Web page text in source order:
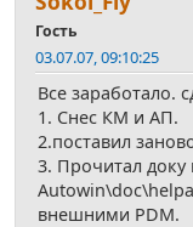
Гость
03.07.07, 09:10:25
Все заработало.
1. Снес КМ и АП.
2.поставил
3. Прочитал доку
внешними PDM.